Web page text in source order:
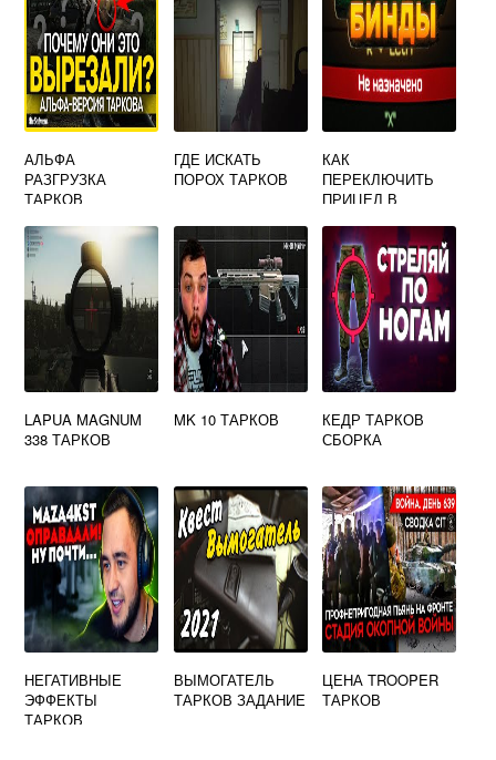
АЛЬФА
РАЗГРУЗКА
ТАРКОВ
ГДЕ ИСКАТЬ
ПОРОХ ТАРКОВ
КАК
ПЕРЕКЛЮЧИТЬ
ПРИЦЕЛ В
LAPUA MAGNUM
338 ТАРКОВ
MK 10 ТАРКОВ
КЕДР ТАРКОВ
СБОРКА
НЕГАТИВНЫЕ
ЭФФЕКТЫ
ТАРКОВ
ВЫМОГАТЕЛЬ
ТАРКОВ ЗАДАНИЕ
ЦЕНА TROOPER
ТАРКОВ